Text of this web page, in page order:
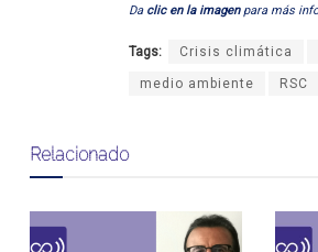
Da clic en la imagenpara más
Tags: Crisis climática
medio ambiente RSC
Relacionado